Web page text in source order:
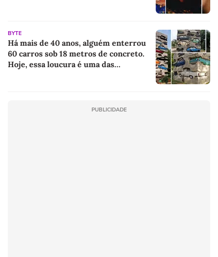
BYTE
Há mais de 40 anos, alguém enterrou
60 carros sob 18 metros de concreto.
Hoje, essa loucura é uma das
PUBLICIDADE